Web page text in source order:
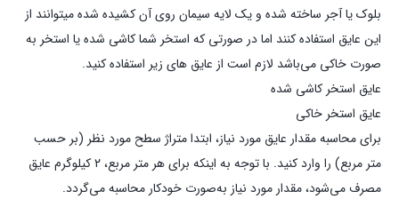
بلوک یا آجر ساخته شده و یک لایه سیمان روی آن کشیده شده میتوانند از
این عایق استفاده کنند اما در صورتی که استخر شما کاشی شده یا استخر به
صورت خاکی می‌باشد لازم است از عایق های زیر استفاده کنید.
عایق استخر کاشی شده
عایق استخر خاکی
برای محاسبه مقدار عایق مورد نیاز، ابتدا متراژ سطح مورد نظر (بر حسب
متر مربع) را وارد کنید. با توجه به اینکه برای هر متر مربع، ۲ کیلوگرم عایق
مصرف می‌شود، مقدار مورد نیاز به‌صورت خودکار محاسبه می‌گردد.